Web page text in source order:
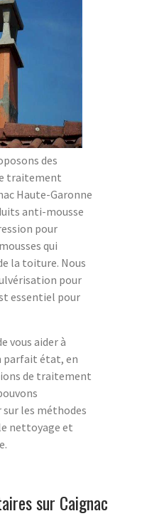
des
traitement
Haute-Garonne
anti-mousse
pour
qui
la toiture. Nous
pour
essentiel pour
vous aider à
état, en
de traitement
les méthodes
nettoyage et
sur Caignac